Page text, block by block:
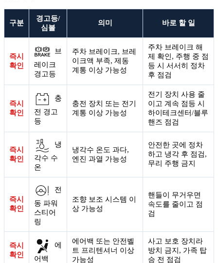
구분
경고등/
심볼
의미 바로 할 일
즉시
확인
브
레이크
경고등
주차 브레이크, 브레
이크액 부족, 제동
계통 이상 가능성
주차 브레이크 해
제 확인, 주행 중 점
등 시 서서히 정차
후 점검
즉시
확인
충
전 경고
등
충전 장치 또는 전기
계통 이상 가능성
전기 장치 사용 줄
이고 계속 점등 시
하이테크센터/블루
핸즈 점검
즉시
확인
냉
각수 수
온
냉각수 온도 과다,
엔진 과열 가능성
안전한 곳에 정차
하고 냉각 후 점검,
무리 주행 금지
즉시
확인
전
동 파워
스티어
링
조향 보조 시스템 이
상 가능성
핸들이 무거우면
속도를 줄이고 점
검
즉시
확인
에
어백
에어백 또는 안전벨
트 프리텐셔너 이상
가능성
사고 보호 장치라
방치 금지, 가족 탑
승 전 점검